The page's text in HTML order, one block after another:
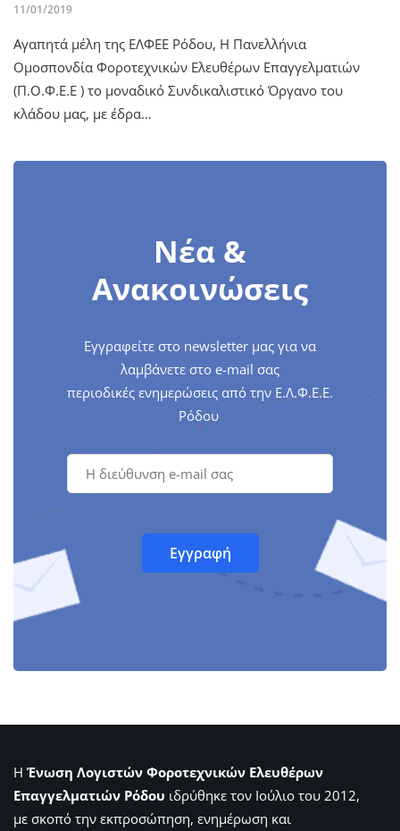
11/01/2019
Αγαπητά μέλη της ΕΛΦΕΕ Ρόδου, Η Πανελλήνια
Ομοσπονδία Φοροτεχνικών Ελευθέρων Επαγγελματιών
(Π.Ο.Φ.Ε.Ε ) το μοναδικό Συνδικαλιστικό Όργανο του
κλάδου μας, με έδρα…
Νέα &
Ανακοινώσεις
Εγγραφείτε στο newsletter μας για να
λαμβάνετε στο e-mail σας
περιοδικές ενημερώσεις από την Ε.Λ.Φ.Ε.Ε.
Ρόδου
Η Ένωση Λογιστών Φοροτεχνικών Ελευθέρων
Επαγγελματιών Ρόδου ιδρύθηκε τον Ιούλιο του 2012,
με σκοπό την εκπροσώπηση, ενημέρωση και